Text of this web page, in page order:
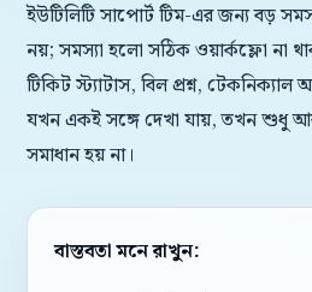
ইউটিলিটি সাপোর্ট টিম-এর জন্য বড়
নয়; সমস্যা হলো সঠিক ওয়ার্কফ্লো না
টিকিট স্ট্যাটাস, বিল প্রশ্ন,
যখন একই সঙ্গে দেখা যায়, তখন শুধু
সমাধান হয় না।
বাস্তবতা মনে রাখুন: